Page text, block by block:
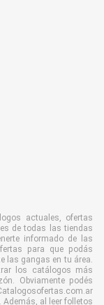
actuales, ofertas
de todas las tiendas
informado de las
para que podás
las gangas en tu área.
los catálogos más
Obviamente podés
al leer folletos